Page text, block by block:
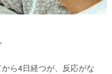
ら4日経つが、反応がな